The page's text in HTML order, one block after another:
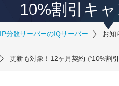
10%割引キャ
IP分散サーバーのIQサーバー お知
更新も対象！12ヶ月契約で10%割